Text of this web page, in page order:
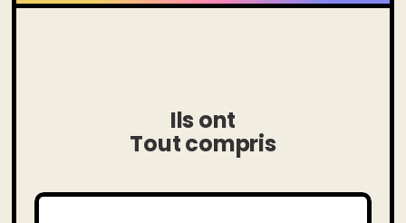
Ils ont
Tout compris